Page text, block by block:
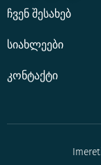
ჩვენ შესახებ
სიახლეები
კონტაქტი